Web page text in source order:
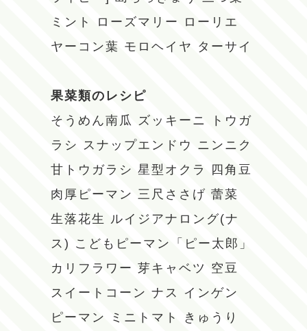
ミント
ローズマリー
ローリエ
ヤーコン葉 モロヘイヤ ターサイ
果菜類のレシピ
そうめん南瓜
ズッキーニ
トウガ
ラシ
スナップエンドウ ニンニク
甘トウガラシ 星型オクラ
四角豆
肉厚ピーマン 三尺ささげ 蕾菜
生落花生
ルイジアナロング(ナ
ス) こどもピーマン「ピー太郎」
カリフラワー 芽キャベツ 空豆
スイートコーン ナス
インゲン
ピーマン
ミニトマト
きゅうり